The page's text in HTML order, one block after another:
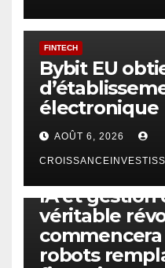
FINTECH
Bybit EU
électronique
AOÛT 6, 2026
IA et gestion
véritable
robots